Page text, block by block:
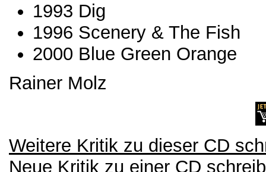
1993 Dig
1996 Scenery & The Fish
2000 Blue Green Orange
Rainer Molz
Weitere Kritik zu dieser CD
Neue Kritik zu einer CD